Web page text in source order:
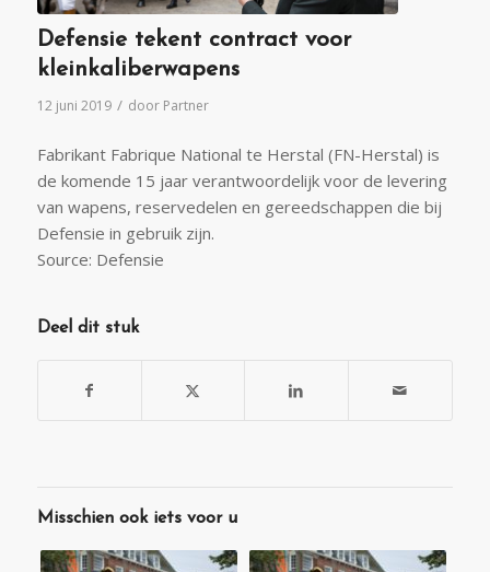
Defensie tekent contract voor
kleinkaliberwapens
12 juni 2019 / door Partner
Fabrikant Fabrique National te Herstal (FN-Herstal) is
de komende 15 jaar verantwoordelijk voor de levering
van wapens, reservedelen en gereedschappen die bij
Defensie in gebruik zijn.
Source: Defensie
Deel dit stuk
Misschien ook iets voor u